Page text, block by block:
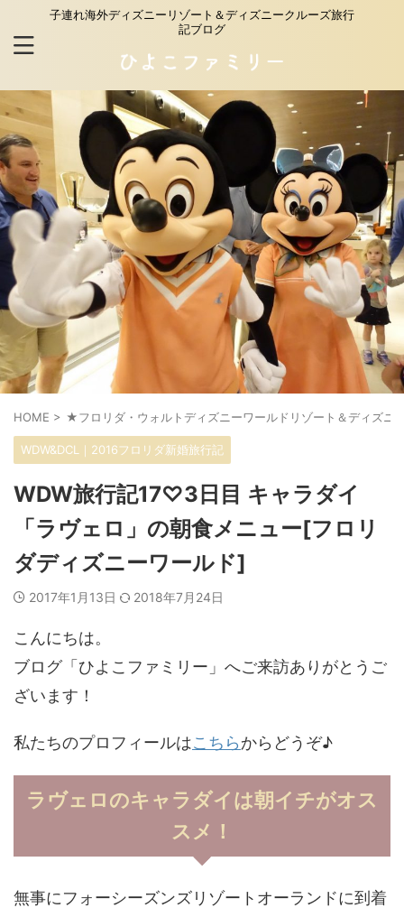
子連れ海外ディズニーリゾート＆ディズニークルーズ旅行
記ブログ
HOME > ★フロリダ・ウォルトディズニーワールドリゾート＆ディズニ
WDW&DCL｜2016フロリダ新婚旅行記
WDW旅行記17♡3日目 キャラダイ
「ラヴェロ」の朝食メニュー[フロリ
ダディズニーワールド]
2017年1月13日 2018年7月24日
こんにちは。
ブログ「ひよこファミリー」へご来訪ありがとうご
ざいます！
私たちのプロフィールはこちらからどうぞ♪
ラヴェロのキャラダイは朝イチがオス
スメ！
無事にフォーシーズンズリゾートオーランドに到着